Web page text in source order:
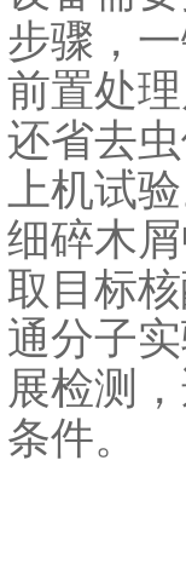
步骤，
前置处
还省去
上机试
细碎木
取目标
通分子
展检测
条件。